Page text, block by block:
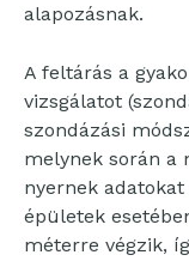
alapozásnak.
A feltárás a
vizsgálatot
szondázási
melynek során a
nyernek
épületek
méterre végzik,